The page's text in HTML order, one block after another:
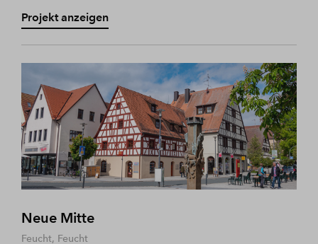
Projekt anzeigen
Neue Mitte
Feucht, Feucht